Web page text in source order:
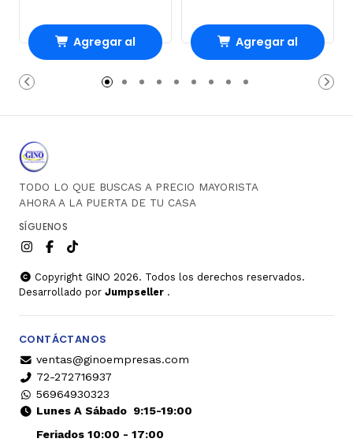
Agregar al
Carro
Agregar al
Carro
TODO LO QUE BUSCAS A PRECIO MAYORISTA
AHORA A LA PUERTA DE TU CASA
SÍGUENOS
Copyright GINO 2026. Todos los derechos reservados.
Desarrollado por Jumpseller .
CONTÁCTANOS
ventas@ginoempresas.com
72-272716937
56964930323
Lunes A Sábado9:15-19:00
Feriados 10:00 - 17:00